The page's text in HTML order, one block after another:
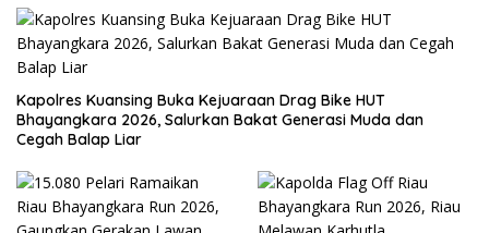
Kapolres Kuansing Buka Kejuaraan Drag Bike HUT
Bhayangkara 2026, Salurkan Bakat Generasi Muda dan
Cegah Balap Liar